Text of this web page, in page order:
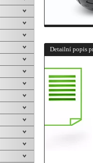
Detailní popis